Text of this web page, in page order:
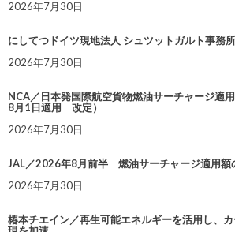
2026年7月30日
にしてつドイツ現地法人 シュツットガルト事務
2026年7月30日
NCA／日本発国際航空貨物燃油サーチャージ適
8月1日適用 改定）
2026年7月30日
JAL／2026年8月前半 燃油サーチャージ適用額
2026年7月30日
椿本チエイン／再生可能エネルギーを活用し、